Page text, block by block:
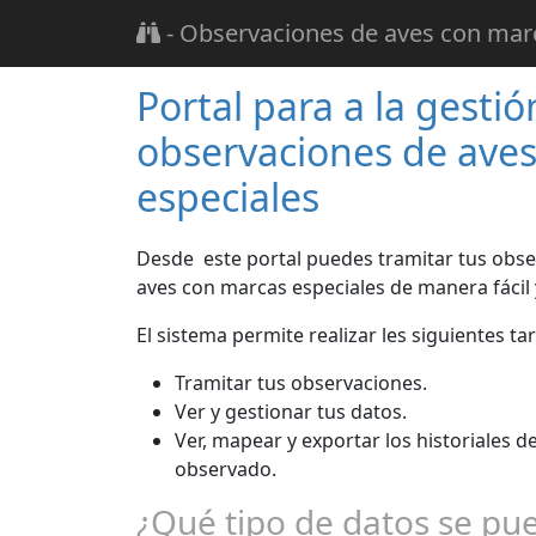
- Observaciones de aves con
Portal para a la
observaciones de
especiales
Desde este portal puedes tramitar tus
aves con marcas especiales de manera
El sistema permite realizar les siguientes
Tramitar tus observaciones.
Ver y gestionar tus datos.
Ver, mapear y exportar los historiales
observado.
¿Qué tipo de datos se